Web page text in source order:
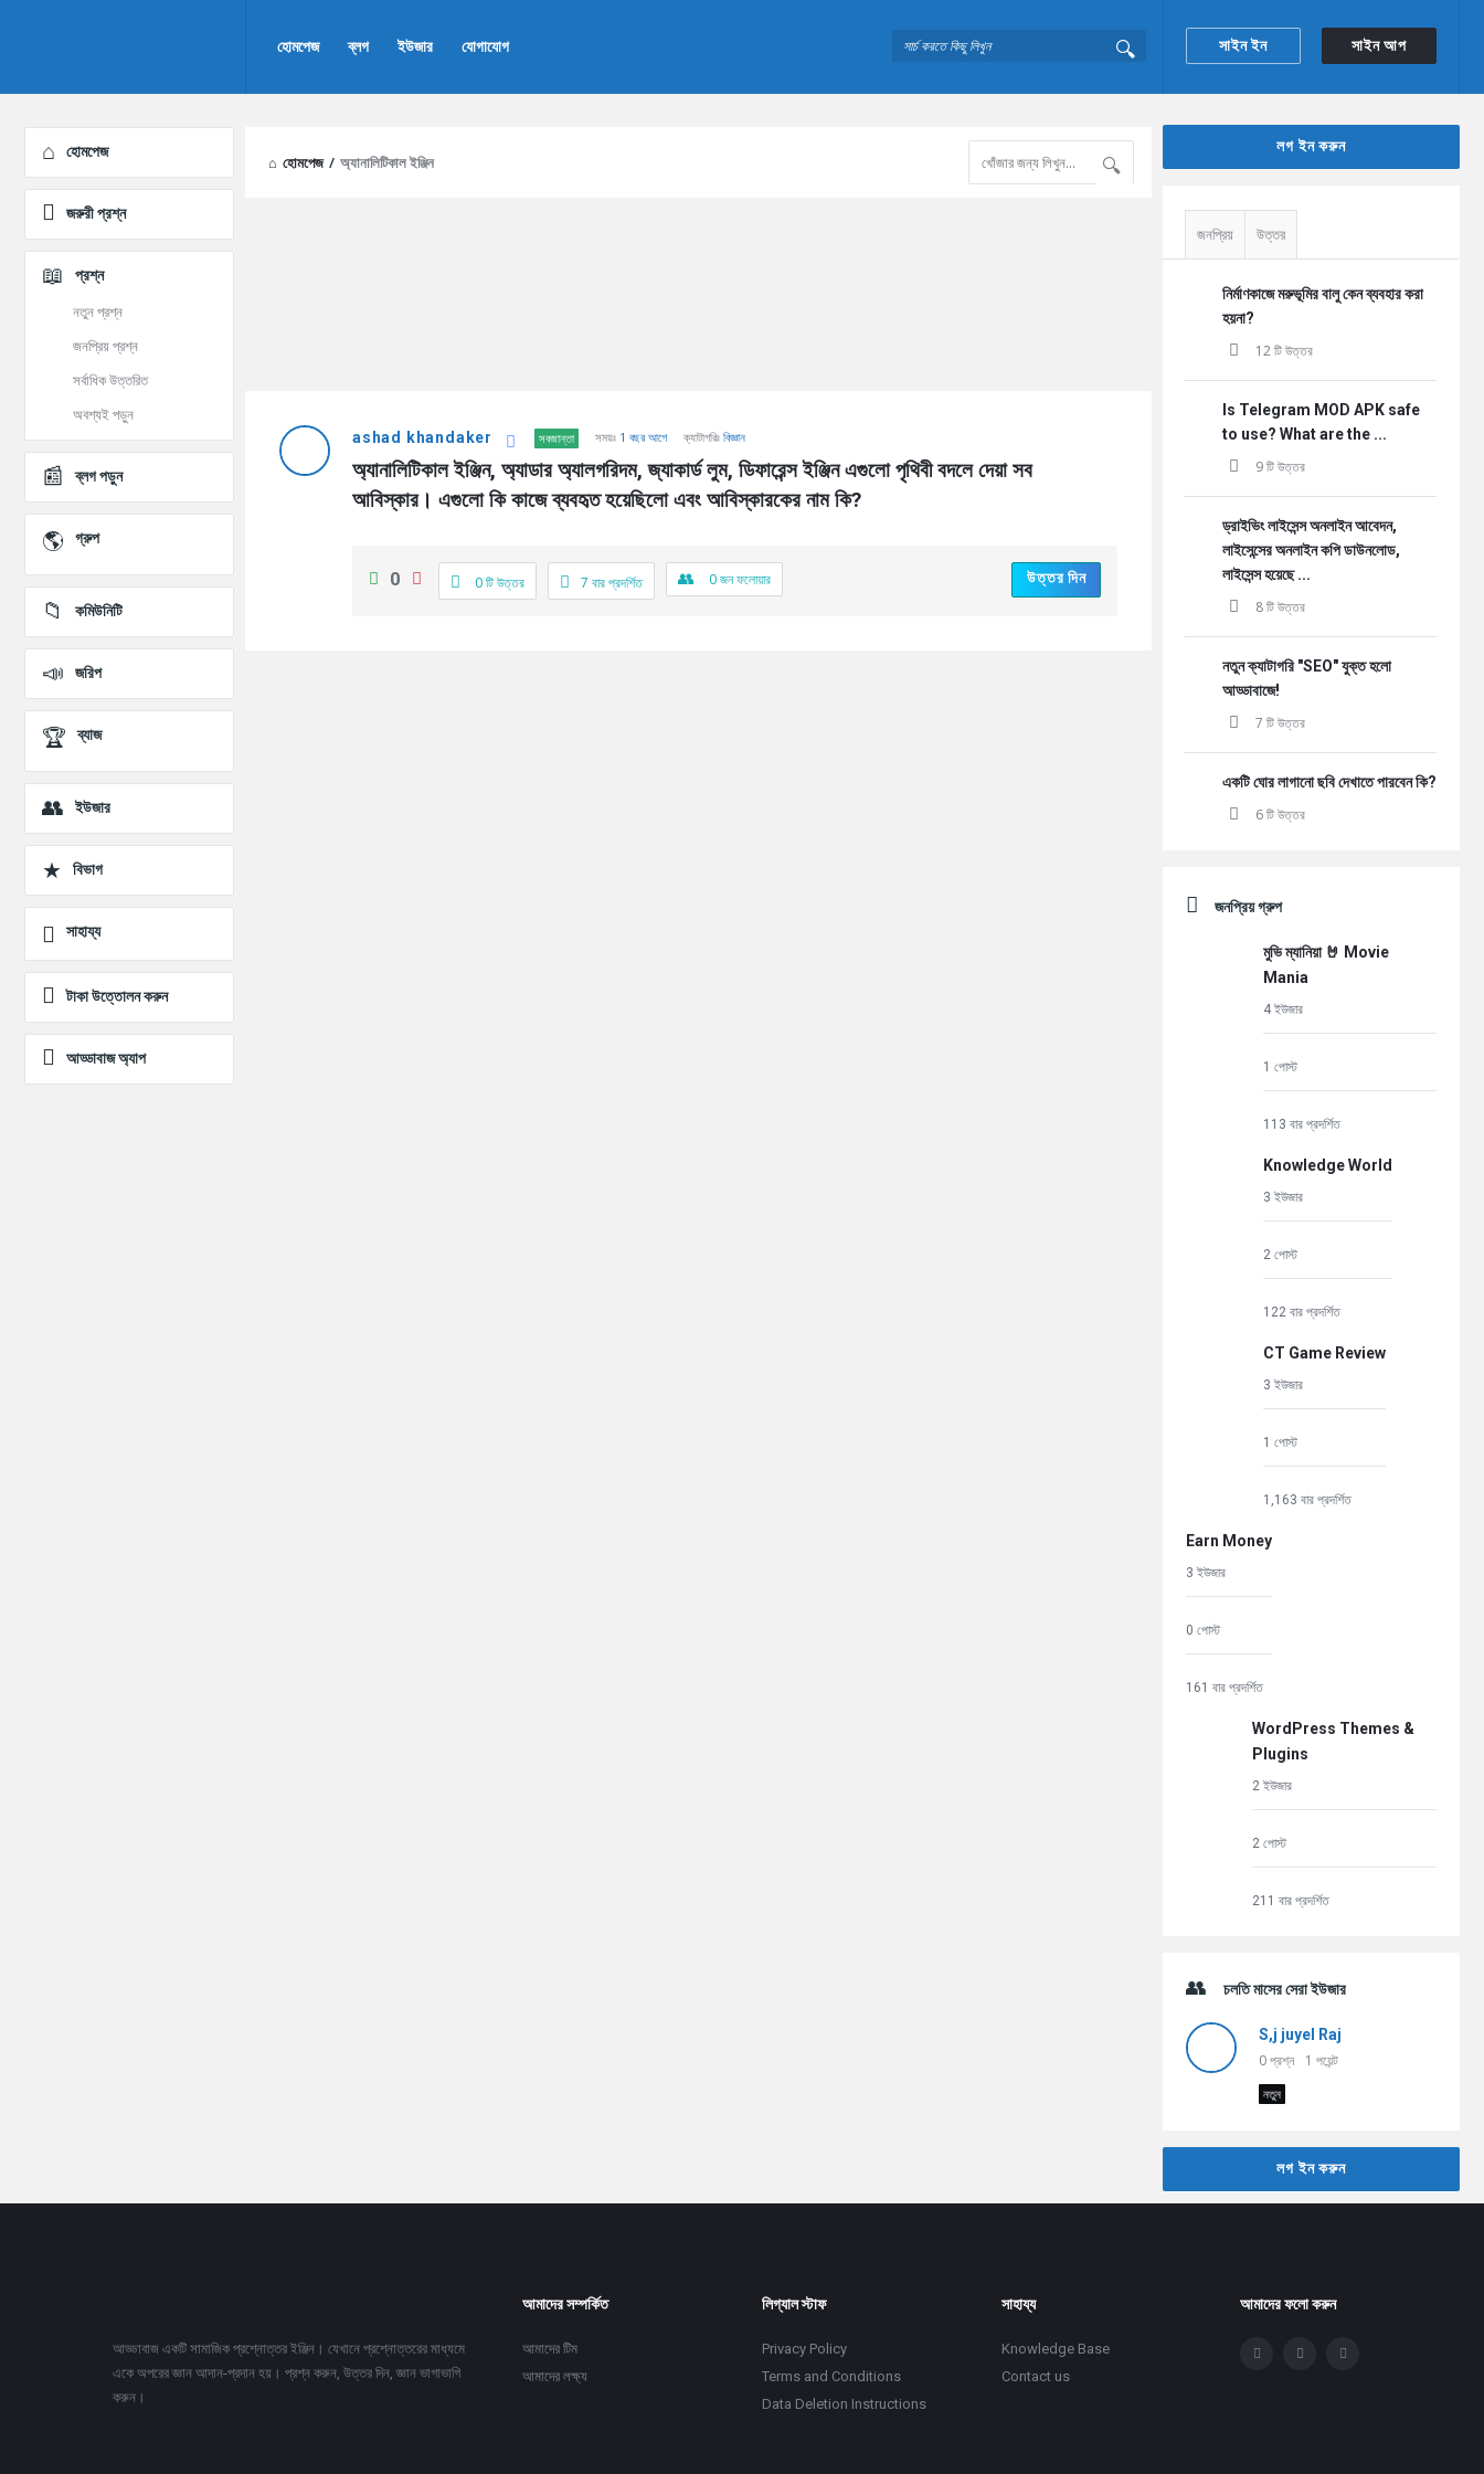
সাইন ইন সাইন আপ
Navigation
হোমপেজ ব্লগ ইউজার যোগাযোগ
হোমপেজ / অ্যানালিটিকাল ইঞ্জিন
Latest
ashad khandaker সবজান্তা সময়ঃ 1 বছর আগে ক্যাটাগরিঃ বিজ্ঞান
অ্যানালিটিকাল ইঞ্জিন, অ্যাডার অ্যালগরিদম, জ্যাকার্ড লুম, ডিফারেন্স ইঞ্জিন এগুলো পৃথিবী বদলে দেয়া সব
আবিস্কার। এগুলো কি কাজে ব্যবহৃত হয়েছিলো এবং আবিস্কারকের নাম কি?
0 0 টি উত্তর 7 বার প্রদর্শিত 0জন ফলোয়ার উত্তর দিন
লগ ইন করুন
জনপ্রিয় উত্তর
নির্মাণকাজে মরুভূমির বালু কেন ব্যবহার করা
হয়না?
12 টি উত্তর
Is Telegram MOD APK safe
to use? What are the ...
9 টি উত্তর
ড্রাইভিং লাইসেন্স অনলাইন আবেদন,
লাইসেন্সের অনলাইন কপি ডাউনলোড,
লাইসেন্স হয়েছে ...
8 টি উত্তর
নতুন ক্যাটাগরি "SEO" যুক্ত হলো
আড্ডাবাজে!
7 টি উত্তর
একটি ঘোর লাগানো ছবি দেখাতে পারবেন কি?
6 টি উত্তর
জনপ্রিয় গ্রুপ
মুভি ম্যানিয়া 🤘 Movie
Mania
4 ইউজার
1 পোস্ট
113 বার প্রদর্শিত
Knowledge World
3 ইউজার
2 পোস্ট
122 বার প্রদর্শিত
CT Game Review
3 ইউজার
1 পোস্ট
1,163 বার প্রদর্শিত
Earn Money
3 ইউজার
0 পোস্ট
161 বার প্রদর্শিত
WordPress Themes &
Plugins
2 ইউজার
2 পোস্ট
211 বার প্রদর্শিত
চলতি মাসের সেরা ইউজার
S,j juyel Raj
0প্রশ্ন 1 পয়েন্ট
নতুন
লগ ইন করুন
Explore
হোমপেজ
জরুরী প্রশ্ন
প্রশ্ন
নতুন প্রশ্ন
জনপ্রিয় প্রশ্ন
সর্বাধিক উত্তরিত
অবশ্যই পড়ুন
ব্লগ পড়ুন
গ্রুপ
কমিউনিটি
জরিপ
ব্যাজ
ইউজার
বিভাগ
সাহায্য
টাকা উত্তোলন করুন
আড্ডাবাজ অ্যাপ
আড্ডাবাজ একটি সামাজিক প্রশ্নোত্তর ইঞ্জিন। যেখানে প্রশ্নোত্তরের মাধ্যমে
একে অপরের জ্ঞান আদান-প্রদান হয়। প্রশ্ন করুন, উত্তর দিন, জ্ঞান ভাগাভাগি
করুন।
আমাদের সম্পর্কিত
আমাদের টিম
আমাদের লক্ষ্য
লিগ্যাল স্টাফ
Privacy Policy
Terms and Conditions
Data Deletion Instructions
সাহায্য
Knowledge Base
Contact us
আমাদের ফলো করুন